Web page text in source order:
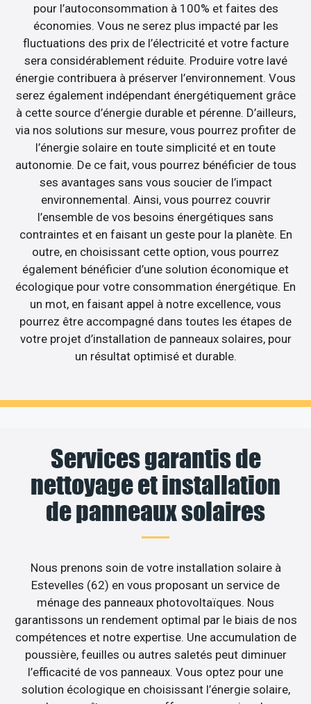
pour l’autoconsommation à 100% et faites des
économies. Vous ne serez plus impacté par les
fluctuations des prix de l’électricité et votre facture
sera considérablement réduite. Produire votre lavé
énergie contribuera à préserver l’environnement. Vous
serez également indépendant énergétiquement grâce
à cette source d’énergie durable et pérenne. D’ailleurs,
via nos solutions sur mesure, vous pourrez profiter de
l’énergie solaire en toute simplicité et en toute
autonomie. De ce fait, vous pourrez bénéficier de tous
ses avantages sans vous soucier de l’impact
environnemental. Ainsi, vous pourrez couvrir
l’ensemble de vos besoins énergétiques sans
contraintes et en faisant un geste pour la planète. En
outre, en choisissant cette option, vous pourrez
également bénéficier d’une solution économique et
écologique pour votre consommation énergétique. En
un mot, en faisant appel à notre excellence, vous
pourrez être accompagné dans toutes les étapes de
votre projet d’installation de panneaux solaires, pour
un résultat optimisé et durable.
Services garantis de
nettoyage et installation
de panneaux solaires
Nous prenons soin de votre installation solaire à
Estevelles (62) en vous proposant un service de
ménage des panneaux photovoltaïques. Nous
garantissons un rendement optimal par le biais de nos
compétences et notre expertise. Une accumulation de
poussière, feuilles ou autres saletés peut diminuer
l’efficacité de vos panneaux. Vous optez pour une
solution écologique en choisissant l’énergie solaire,